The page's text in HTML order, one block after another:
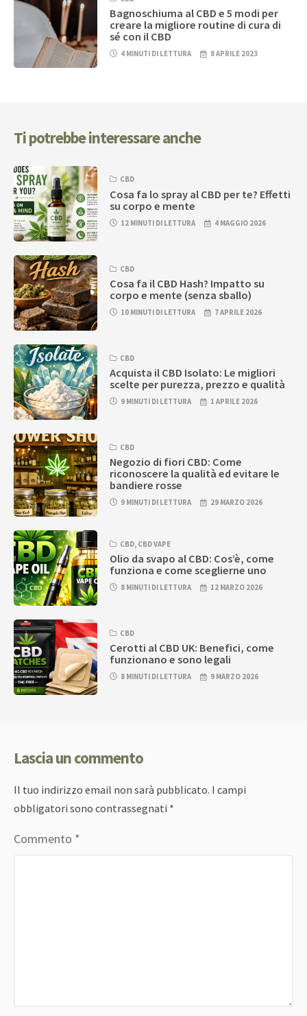
Bagnoschiuma al CBD e 5 modi per
creare la migliore routine di cura di
sé con il CBD
4 MINUTI DI LETTURA 8 APRILE 2023
Ti potrebbe interessare anche
CBD
Cosa fa lo spray al CBD per te? Effetti
su corpo e mente
12 MINUTI DI LETTURA 4 MAGGIO 2026
CBD
Cosa fa il CBD Hash? Impatto su
corpo e mente (senza sballo)
10 MINUTI DI LETTURA 7 APRILE 2026
CBD
Acquista il CBD Isolato: Le migliori
scelte per purezza, prezzo e qualità
9 MINUTI DI LETTURA 1 APRILE 2026
CBD
Negozio di fiori CBD: Come
riconoscere la qualità ed evitare le
bandiere rosse
9 MINUTI DI LETTURA 29 MARZO 2026
CBD, CBD VAPE
Olio da svapo al CBD: Cos’è, come
funziona e come sceglierne uno
8 MINUTI DI LETTURA 12 MARZO 2026
CBD
Cerotti al CBD UK: Benefici, come
funzionano e sono legali
8 MINUTI DI LETTURA 9 MARZO 2026
Lascia un commento
Il tuo indirizzo email non sarà pubblicato. I campi
obbligatori sono contrassegnati *
Commento *